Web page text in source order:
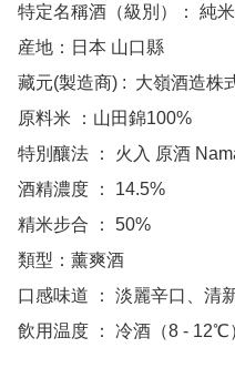
特定名稱酒（級別）： 純
産地：日本 山口縣
藏元(製造商) :  大嶺酒造株
原料米 ：山田錦100%
特別釀法 ： 火入 原酒
酒精濃度 ： 14.5%
精米步合 ： 50%
類型：薰爽酒
口感味道 ： 淡麗辛口、清
飲用温度 ： 冷酒（8 - 12℃